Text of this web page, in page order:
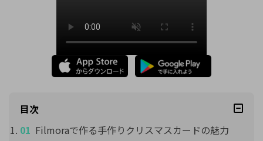
目次
Filmoraで作る手作りクリスマスカードの魅力